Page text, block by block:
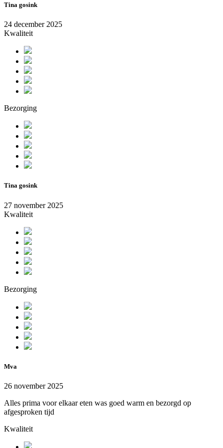
Tina gosink
24 december 2025
Kwaliteit
Bezorging
Tina gosink
27 november 2025
Kwaliteit
Bezorging
Mva
26 november 2025
Alles prima voor elkaar eten was goed warm en bezorgd op
afgesproken tijd
Kwaliteit